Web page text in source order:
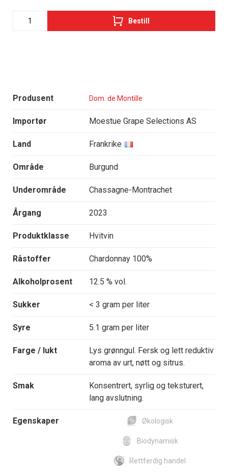
Produsent Dom. de Montille
Importør Moestue Grape Selections AS
Land Frankrike
Område Burgund
Underområde Chassagne-Montrachet
Årgang 2023
Produktklasse Hvitvin
Råstoffer Chardonnay 100%
Alkoholprosent 12.5 % vol.
Sukker < 3 gram per liter
Syre 5.1 gram per liter
Farge / lukt
Lys grønngul. Fersk og lett reduktiv
aroma av urt, nøtt og sitrus.
Smak
Konsentrert, syrlig og teksturert,
lang avslutning.
Egenskaper Økologisk
Biodynamisk
Rettferdig handel
Bestill